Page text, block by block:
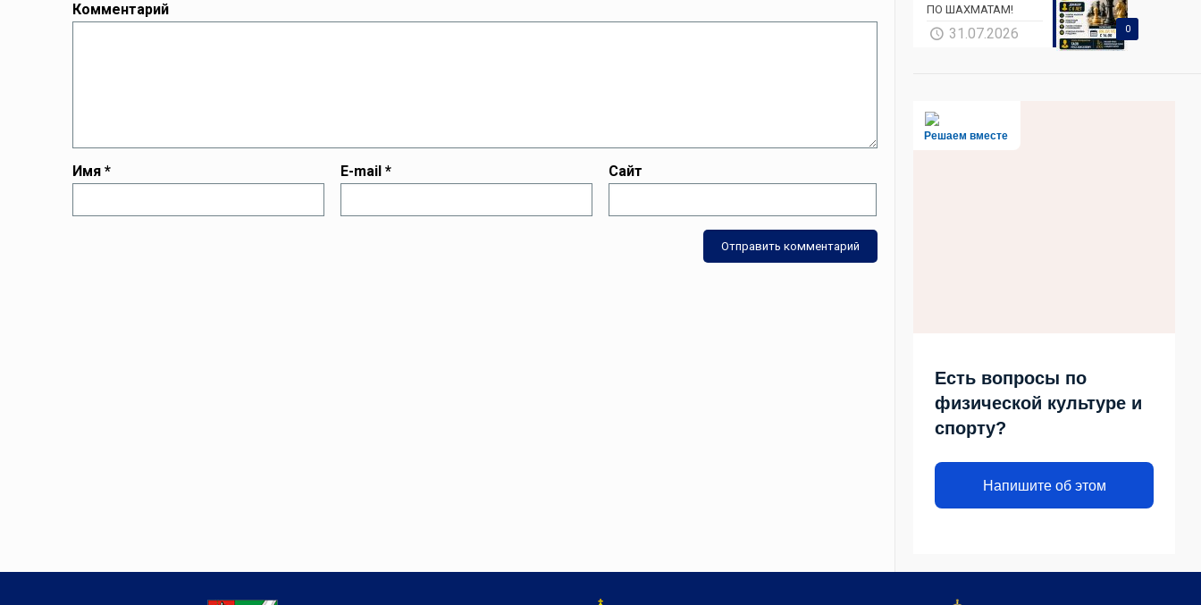
Комментарий
Имя* E-mail* Сайт
0
ПО ШАХМАТАМ!
31.07.2026
Решаем вместе
Есть вопросы по
физической культуре и
спорту?
Напишите об этом